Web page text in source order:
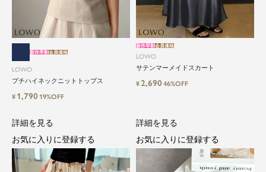
LOWO
プチハイネックニットトップス
新作早割会員価格
¥ 1,790 19%OFF
LOWO
サテンマーメイドスカート
新作早割会員価格
¥2,69046%OFF
詳細を見る
お気に入りに登録する
詳細を見る
お気に入りに登録する